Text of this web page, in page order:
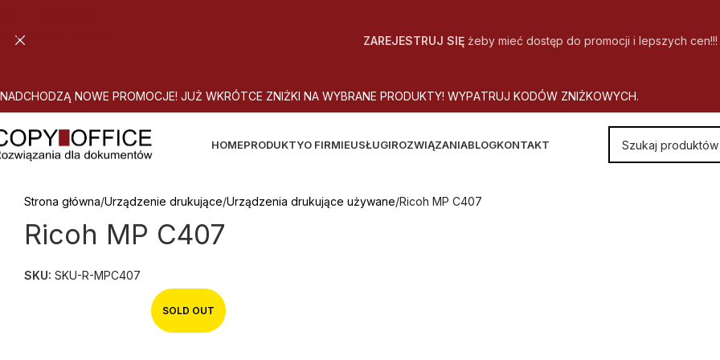
Skip to main content
ZAREJESTRUJ SIĘżeby mieć dostęp do promocji i lepszych cen!!!
NADCHODZĄ NOWE PROMOCJE! JUŻ WKRÓTCE ZNIŻKI NA WYBRANE PRODUKTY! WYPATRUJ KODÓW ZNIŻKOWYCH.
HOMEPRODUKTYO FIRMIEUSŁUGIROZWIĄZANIABLOGKONTAKT
Strona główna Urządzenie drukujące Urządzenia drukujące używane Ricoh MP C407
Ricoh MP C407
SKU: SKU-R-MPC407
SOLD OUT